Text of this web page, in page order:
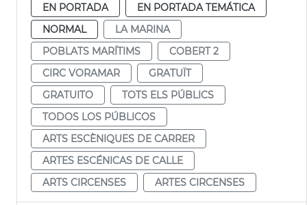
EN PORTADA
EN PORTADA TEMÁTICA
NORMAL
LA MARINA
POBLATS MARÍTIMS
COBERT 2
CIRC VORAMAR
GRATUÏT
GRATUITO
TOTS ELS PÚBLICS
TODOS LOS PÚBLICOS
ARTS ESCÈNIQUES DE CARRER
ARTES ESCÉNICAS DE CALLE
ARTS CIRCENSES
ARTES CIRCENSES